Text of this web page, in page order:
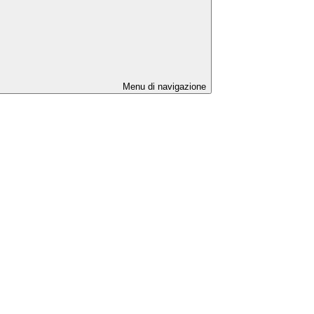
Menu di navigazione